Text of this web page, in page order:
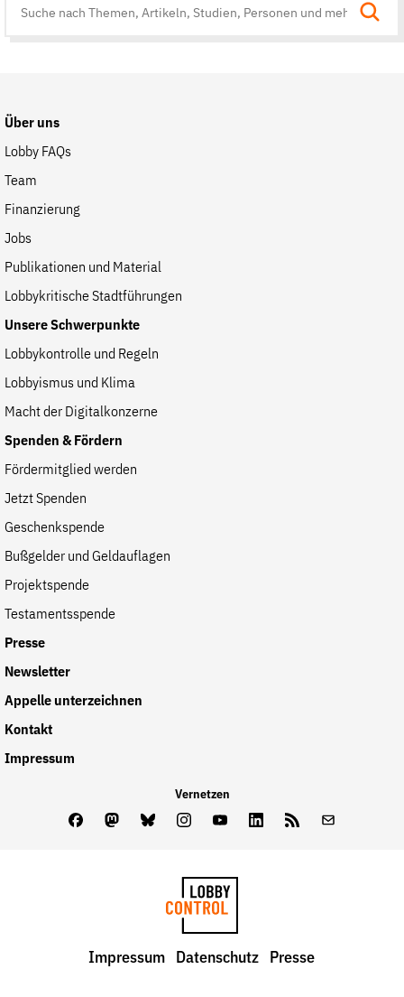
Über uns
Lobby FAQs
Team
Finanzierung
Jobs
Publikationen und Material
Lobbykritische Stadtführungen
Unsere Schwerpunkte
Lobbykontrolle und Regeln
Lobbyismus und Klima
Macht der Digitalkonzerne
Spenden & Fördern
Fördermitglied werden
Jetzt Spenden
Geschenkspende
Bußgelder und Geldauflagen
Projektspende
Testamentsspende
Presse
Newsletter
Appelle unterzeichnen
Kontakt
Impressum
Vernetzen
FacebookMastodon
BlueskyInstagram
YoutubeLinkedInFeed
LobbyControl
Impressum Datenschutz Presse